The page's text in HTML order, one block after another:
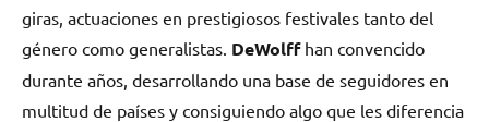
giras, actuaciones en prestigiosos festivales tanto del
género como generalistas. DeWolffhan convencido
durante años, desarrollando una base de seguidores en
multitud de países y consiguiendo algo que les diferencia